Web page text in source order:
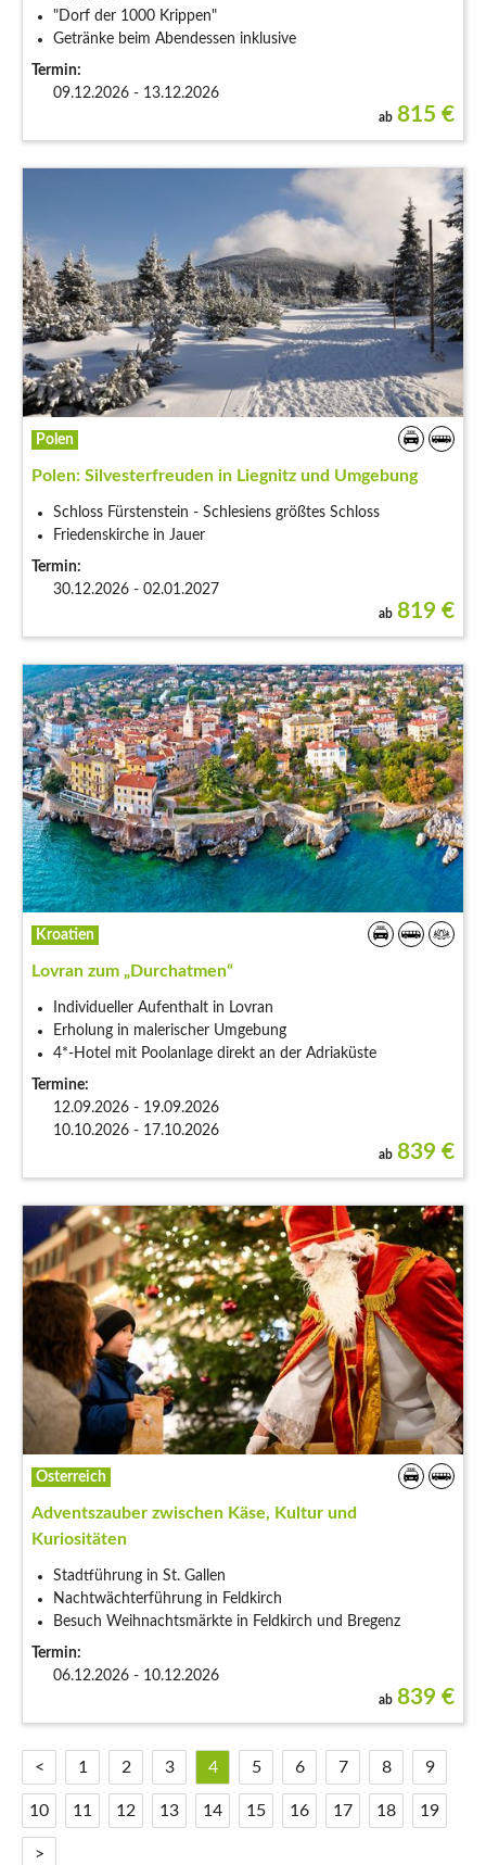
"Dorf der 1000 Krippen"
Getränke beim Abendessen inklusive
Termin:
09.12.2026 - 13.12.2026
ab 815 €
Polen
Polen: Silvesterfreuden in Liegnitz und Umgebung
Schloss Fürstenstein - Schlesiens größtes Schloss
Friedenskirche in Jauer
Termin:
30.12.2026 - 02.01.2027
ab 819 €
Kroatien
Lovran zum „Durchatmen“
Individueller Aufenthalt in Lovran
Erholung in malerischer Umgebung
4*-Hotel mit Poolanlage direkt an der Adriaküste
Termine:
12.09.2026 - 19.09.2026
10.10.2026 - 17.10.2026
ab 839 €
Österreich
Adventszauber zwischen Käse, Kultur und
Kuriositäten
Stadtführung in St. Gallen
Nachtwächterführung in Feldkirch
Besuch Weihnachtsmärkte in Feldkirch und Bregenz
Termin:
06.12.2026 - 10.12.2026
ab 839 €
< 1 2 3 4 5 6 7 8 9
10 11 12 13 14 15 16 17 18 19
>